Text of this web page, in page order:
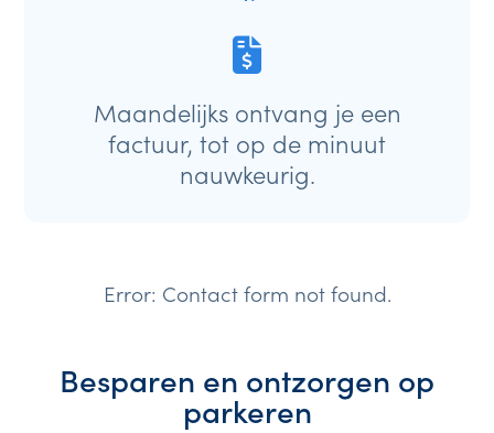
Maandelijks ontvang je een
factuur, tot op de minuut
nauwkeurig.
Error: Contact form not found.
Besparen en ontzorgen op
parkeren